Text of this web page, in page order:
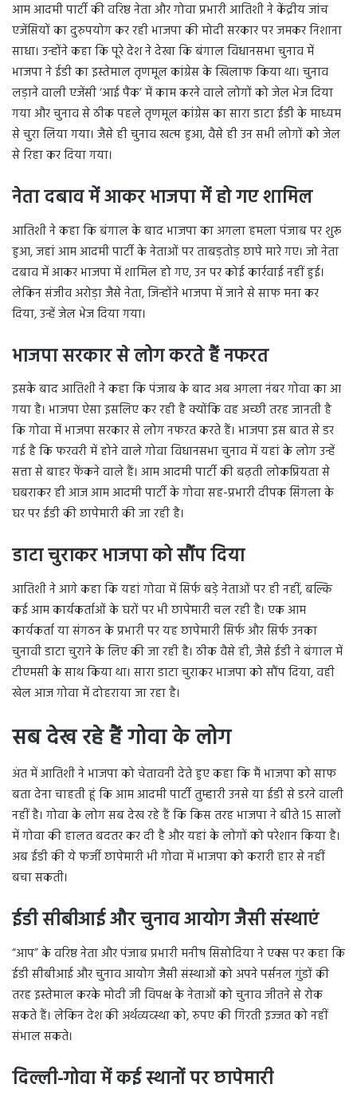
आम आदमी पार्टी की वरिष्ठ नेता और गोवा प्रभारी आतिशी ने केंद्रीय जांच
एजेंसियों का दुरुपयोग कर रही भाजपा की मोदी सरकार पर जमकर निशाना
साधा। उन्होंने कहा कि पूरे देश ने देखा कि बंगाल विधानसभा चुनाव में
भाजपा ने ईडी का इस्तेमाल तृणमूल कांग्रेस के खिलाफ किया था। चुनाव
लड़ाने वाली एजेंसी ‘आई पैक’ में काम करने वाले लोगों को जेल भेज दिया
गया और चुनाव से ठीक पहले तृणमूल कांग्रेस का सारा डाटा ईडी के माध्यम
से चुरा लिया गया। जैसे ही चुनाव खत्म हुआ, वैसे ही उन सभी लोगों को जेल
से रिहा कर दिया गया।
नेता दबाव में आकर भाजपा में हो गए शामिल
आतिशी ने कहा कि बंगाल के बाद भाजपा का अगला हमला पंजाब पर शुरू
हुआ, जहां आम आदमी पार्टी के नेताओं पर ताबड़तोड़ छापे मारे गए। जो नेता
दबाव में आकर भाजपा में शामिल हो गए, उन पर कोई कार्रवाई नहीं हुई।
लेकिन संजीव अरोड़ा जैसे नेता, जिन्होंने भाजपा में जाने से साफ मना कर
दिया, उन्हें जेल भेज दिया गया।
भाजपा सरकार से लोग करते हैं नफरत
इसके बाद आतिशी ने कहा कि पंजाब के बाद अब अगला नंबर गोवा का आ
गया है। भाजपा ऐसा इसलिए कर रही है क्योंकि वह अच्छी तरह जानती है
कि गोवा में भाजपा सरकार से लोग नफरत करते हैं। भाजपा इस बात से डर
गई है कि फरवरी में होने वाले गोवा विधानसभा चुनाव में यहां के लोग उन्हें
सत्ता से बाहर फेंकने वाले हैं। आम आदमी पार्टी की बढ़ती लोकप्रियता से
घबराकर ही आज आम आदमी पार्टी के गोवा सह-प्रभारी दीपक सिंगला के
घर पर ईडी की छापेमारी की जा रही है।
डाटा चुराकर भाजपा को सौंप दिया
आतिशी ने आगे कहा कि यहां गोवा में सिर्फ बड़े नेताओं पर ही नहीं, बल्कि
कई आम कार्यकर्ताओं के घरों पर भी छापेमारी चल रही है। एक आम
कार्यकर्ता या संगठन के प्रभारी पर यह छापेमारी सिर्फ और सिर्फ उनका
चुनावी डाटा चुराने के लिए की जा रही है। ठीक वैसे ही, जैसे ईडी ने बंगाल में
टीएमसी के साथ किया था। सारा डाटा चुराकर भाजपा को सौंप दिया, वही
खेल आज गोवा में दोहराया जा रहा है।
सब देख रहे हैं गोवा के लोग
अंत में आतिशी ने भाजपा को चेतावनी देते हुए कहा कि मैं भाजपा को साफ
बता देना चाहती हूं कि आम आदमी पार्टी तुम्हारी उनसे या ईडी से डरने वाली
नहीं है। गोवा के लोग सब देख रहे हैं कि किस तरह भाजपा ने बीते 15 सालों
में गोवा की हालत बदतर कर दी है और यहां के लोगों को परेशान किया है।
अब ईडी की ये फर्जी छापेमारी भी गोवा में भाजपा को करारी हार से नहीं
बचा सकती।
ईडी सीबीआई और चुनाव आयोग जैसी संस्थाएं
“आप” के वरिष्ठ नेता और पंजाब प्रभारी मनीष सिसोदिया ने एक्स पर कहा कि
ईडी सीबीआई और चुनाव आयोग जैसी संस्थाओं को अपने पर्सनल गुंडों की
तरह इस्तेमाल करके मोदी जी विपक्ष के नेताओं को चुनाव जीतने से रोक
सकते हैं। लेकिन देश की अर्थव्यव्स्था को, रुपए की गिरती इज्जत को नहीं
संभाल सकते।
दिल्ली-गोवा में कई स्थानों पर छापेमारी